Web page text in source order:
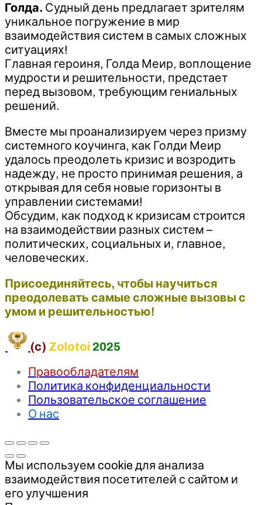
Голда. Судный день предлагает зрителям
уникальное погружение в мир
взаимодействия систем в самых сложных
ситуациях!
Главная героиня, Голда Меир, воплощение
мудрости и решительности, предстает
перед вызовом, требующим гениальных
решений.
Вместе мы проанализируем через призму
системного коучинга, как Голди Меир
удалось преодолеть кризис и возродить
надежду, не просто принимая решения, а
открывая для себя новые горизонты в
управлении системами!
Обсудим, как подход к кризисам строится
на взаимодействии разных систем –
политических, социальных и, главное,
человеческих.
Присоединяйтесь, чтобы научиться
преодолевать самые сложные вызовы с
умом и решительностью!
(c) Zolotoi 2025
Правообладателям
Политика конфиденциальности
Пользовательское соглашение
О нас
Мы используем cookie для анализа
взаимодействия посетителей с сайтом и
его улучшения